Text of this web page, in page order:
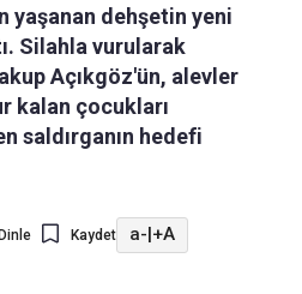
yaşanan dehşetin yeni
Silahla vurularak
Açıkgöz'ün, alevler
kalan çocukları
saldırganın hedefi
Dinle Kaydet a- +A